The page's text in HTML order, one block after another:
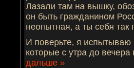
Лазали там на вышку,
он быть гражданином
неопытная, а ты себя так
И поверьте, я
которые с утра до
дальше »